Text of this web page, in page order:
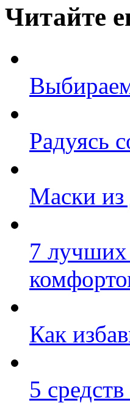
Читайте
Радуясь
Маски из
7
Как
5